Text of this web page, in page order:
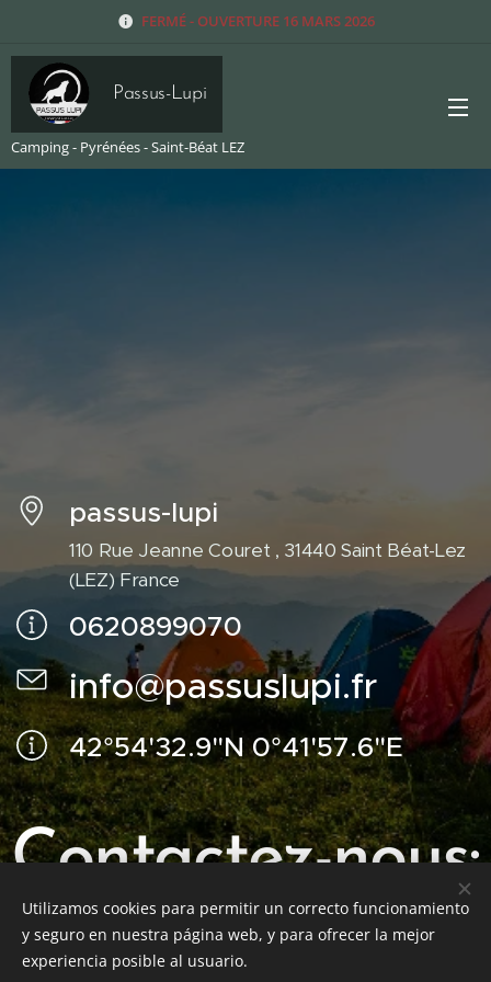
FERMÉ - OUVERTURE 16 MARS 2026
Passus-Lupi
Camping - Pyrénées - Saint-Béat LEZ
passus-lupi
110 Rue Jeanne Couret , 31440 Saint Béat-Lez
(LEZ) France
0620899070
info@passuslupi.fr
42°54'32.9"N 0°41'57.6"E
Contactez-nous:
Utilizamos cookies para permitir un correcto funcionamiento
y seguro en nuestra página web, y para ofrecer la mejor
experiencia posible al usuario.